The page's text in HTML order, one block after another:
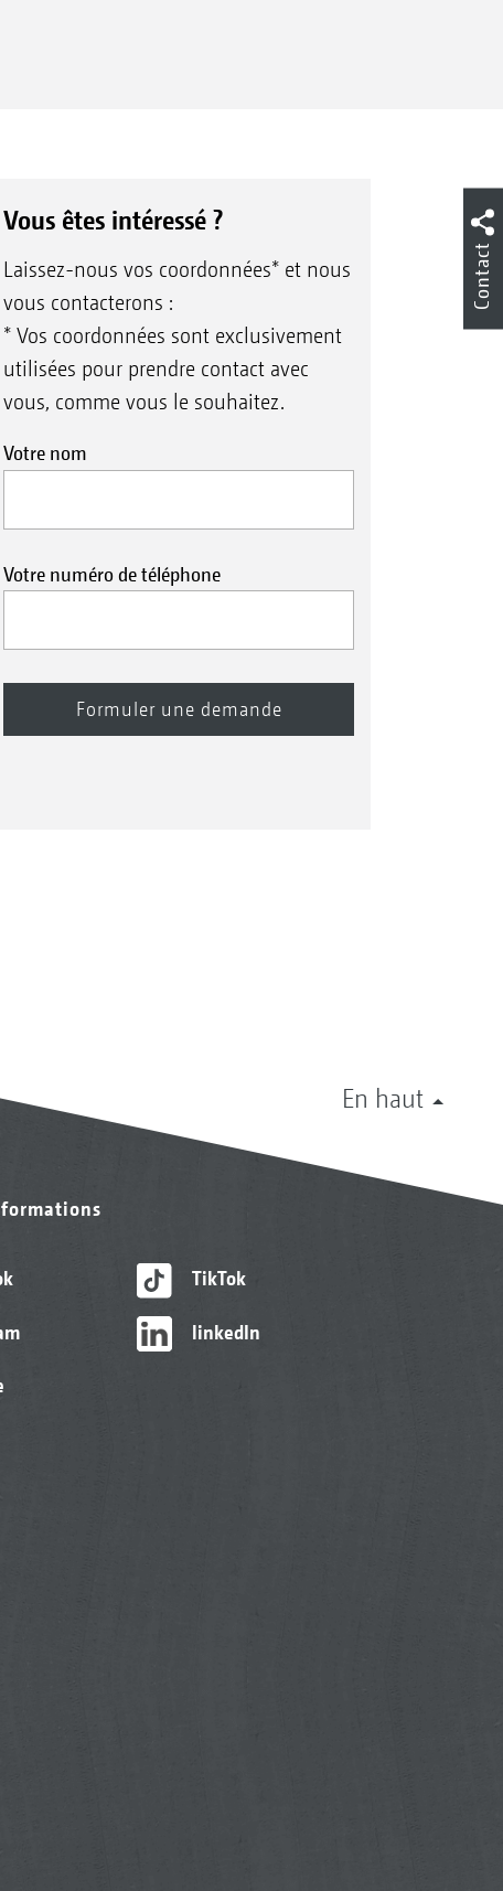
Vous êtes intéressé ?
Laissez-nous vos coordonnées* et nous
vous contacterons :
* Vos coordonnées sont exclusivement
utilisées pour prendre contact avec
vous, comme vous le souhaitez.
Votre nom
Votre numéro de téléphone
En haut
TikTok
linkedIn
Contact